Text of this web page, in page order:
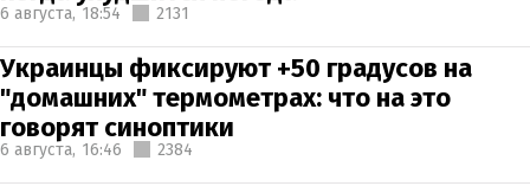
6 августа, 18:54 2131
Украинцы фиксируют +50 градусов на
"домашних" термометрах: что на это
говорят синоптики
6 августа, 16:46 2384